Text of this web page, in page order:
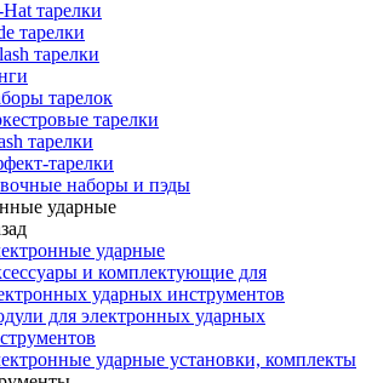
тарелки
тарелки
тарелки
тарелок
тарелки
тарелки
тарелки
наборы и пэды
ударные
ударные
и комплектующие для
ударных инструментов
для электронных ударных
ударные установки, комплекты